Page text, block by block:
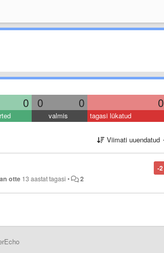
0 0 0 0
valmis tagasi lükatud
Viimati uuendatud
-2
otte 13 aastat tagasi • 2